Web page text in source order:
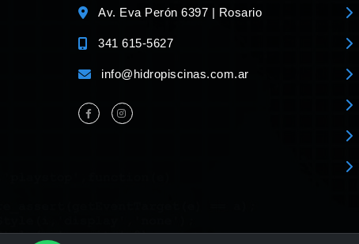
Av. Eva Perón 6397 | Rosario
341 615-5627
info@hidropiscinas.com.ar